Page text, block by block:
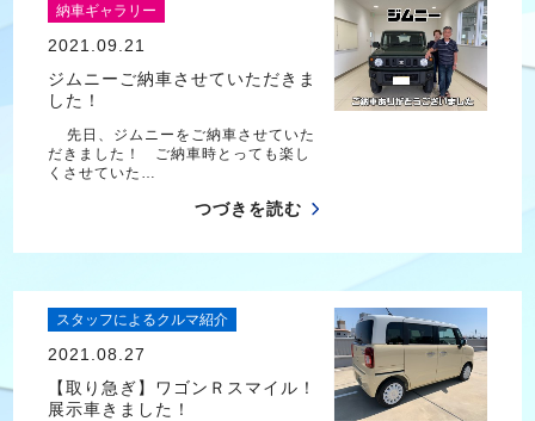
納車ギャラリー
2021.09.21
ジムニーご納車させていただきま
した！
先日、ジムニーをご納車させていた
だきました！ ご納車時とっても楽し
くさせていた…
つづきを読む
スタッフによるクルマ紹介
2021.08.27
【取り急ぎ】ワゴンＲスマイル！
展示車きました！